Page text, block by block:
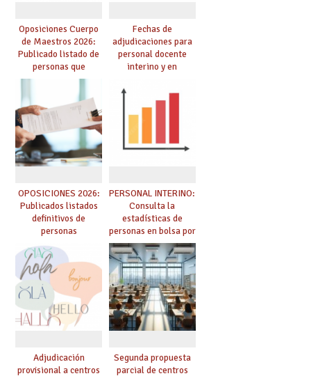
Oposiciones Cuerpo
de Maestros 2026:
Publicado listado de
personas que
adquieren nueva
especialidad
Fechas de
adjudicaciones para
personal docente
interino y en
debes saber
OPOSICIONES 2026:
Publicados listados
definitivos de
personas
seleccionadas. ¿Qué
hacer ahora si he
obtenido plaza?
PERSONAL INTERINO:
Consulta la
estadísticas de
personas en bolsa por
cuerpo, especialidad
y tipo de bolsa para
el curso 26/27
Adjudicación
provisional a centros
Segunda propuesta
parcial de centros